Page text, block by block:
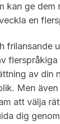
kan ge dem
en
frilansande
av din
Men
att välja
dig